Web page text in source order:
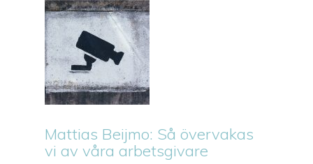
Mattias Beijmo: Så övervakas
vi av våra arbetsgivare